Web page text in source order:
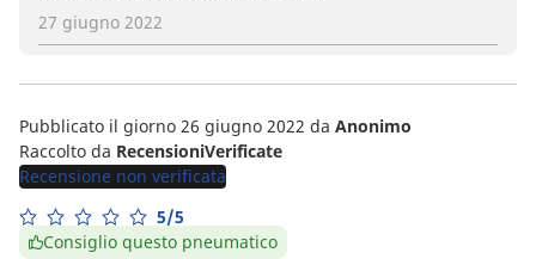
27 giugno 2022
Pubblicato il giorno 26 giugno 2022 da Anonimo
Raccolto da RecensioniVerificate
Recensione non verificata
5/5
Consiglio questo pneumatico